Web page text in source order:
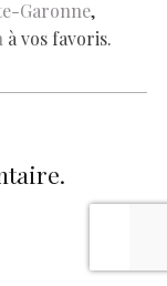
k
Garonne,
à vos favoris.